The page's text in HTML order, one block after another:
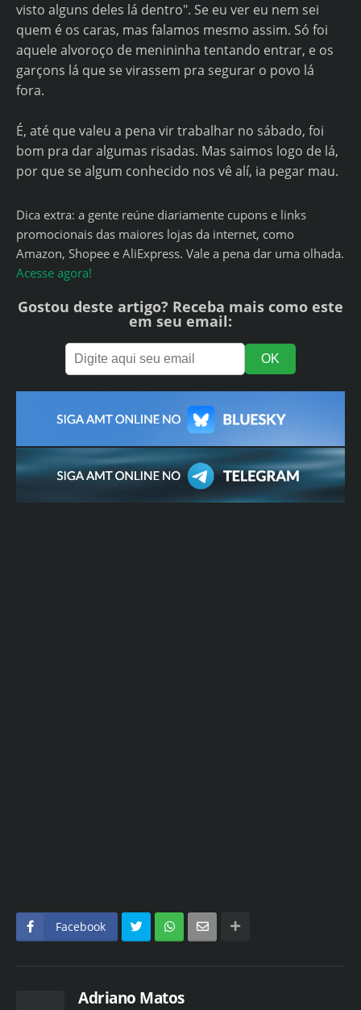
visto alguns deles lá dentro". Se eu ver eu nem sei
quem é os caras, mas falamos mesmo assim. Só foi
aquele alvoroço de menininha tentando entrar, e os
garçons lá que se virassem pra segurar o povo lá
fora.
É, até que valeu a pena vir trabalhar no sábado, foi
bom pra dar algumas risadas. Mas saimos logo de lá,
por que se algum conhecido nos vê alí, ia pegar mau.
Dica extra: a gente reúne diariamente cupons e links
promocionais das maiores lojas da internet, como
Amazon, Shopee e AliExpress. Vale a pena dar uma olhada.
Acesse agora!
Gostou deste artigo? Receba mais como este
em seu email:
Facebook
Adriano Matos